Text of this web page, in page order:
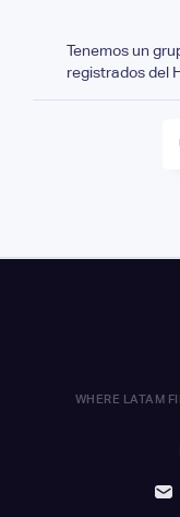
Tenemos un
registrados del
WHERE LATAM